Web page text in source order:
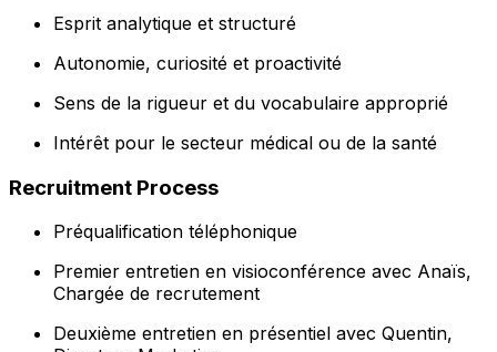
Esprit analytique et structuré
Autonomie, curiosité et proactivité
Sens de la rigueur et du vocabulaire approprié
Intérêt pour le secteur médical ou de la santé
Recruitment Process
Préqualification téléphonique
Premier entretien en visioconférence avec Anaïs,
Chargée de recrutement
Deuxième entretien en présentiel avec Quentin,